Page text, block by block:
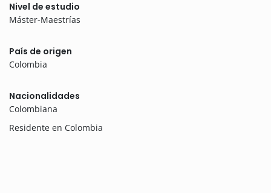
Nivel de estudio
Máster-Maestrías
País de origen
Colombia
Nacionalidades
Colombiana
Residente en Colombia